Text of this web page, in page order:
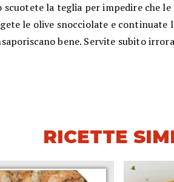
la teglia per impedire che
le olive snocciolate e
bene. Servite subito
RICETTE